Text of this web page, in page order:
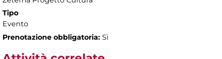
Tipo
Evento
Prenotazione obbligatoria: Sì